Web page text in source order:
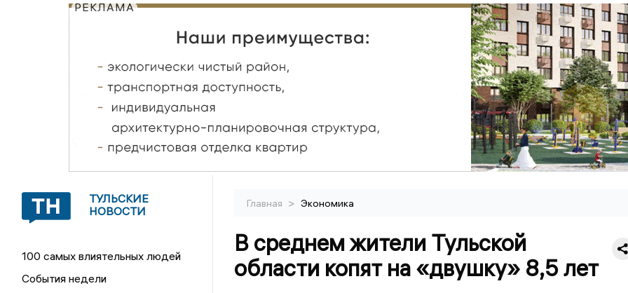
РЕКЛАМА
ТУЛЬСКИЕ
НОВОСТИ
100 самых влиятельных людей
События недели
Главная > Экономика
В среднем жители Тульской
области копят на «двушку» 8,5 лет